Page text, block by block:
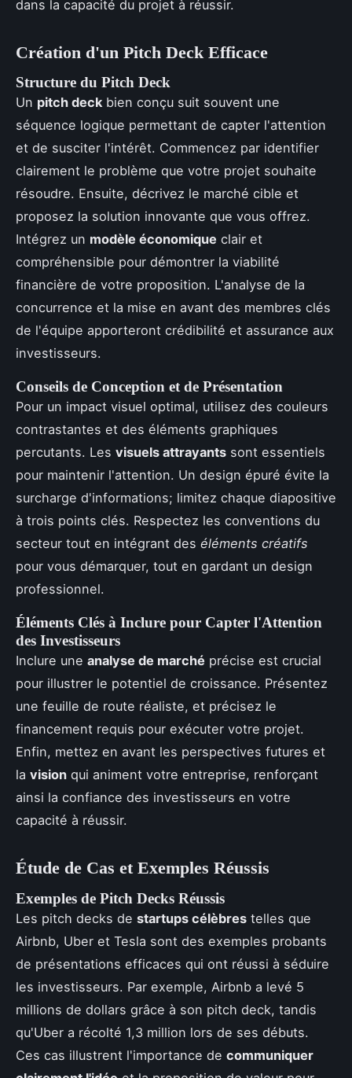
dans la capacité du projet à réussir.
Création d'un Pitch Deck Efficace
Structure du Pitch Deck
Un pitch deckbien conçu suit souvent une
séquence logique permettant de capter l'attention
et de susciter l'intérêt. Commencez par identifier
clairement le problème que votre projet souhaite
résoudre. Ensuite, décrivez le marché cible et
proposez la solution innovante que vous offrez.
Intégrez un modèle économique clair et
compréhensible pour démontrer la viabilité
financière de votre proposition. L'analyse de la
concurrence et la mise en avant des membres clés
de l'équipe apporteront crédibilité et assurance aux
investisseurs.
Conseils de Conception et de Présentation
Pour un impact visuel optimal, utilisez des couleurs
contrastantes et des éléments graphiques
percutants. Les visuels attrayants sont essentiels
pour maintenir l'attention. Un design épuré évite la
surcharge d'informations; limitez chaque diapositive
à trois points clés. Respectez les conventions du
secteur tout en intégrant des éléments créatifs
pour vous démarquer, tout en gardant un design
professionnel.
Éléments Clés à Inclure pour Capter l'Attention
des Investisseurs
Inclure une analyse de marché précise est crucial
pour illustrer le potentiel de croissance. Présentez
une feuille de route réaliste, et précisez le
financement requis pour exécuter votre projet.
Enfin, mettez en avant les perspectives futures et
la vision qui animent votre entreprise, renforçant
ainsi la confiance des investisseurs en votre
capacité à réussir.
Étude de Cas et Exemples Réussis
Exemples de Pitch Decks Réussis
Les pitch decks de startups célèbres telles que
Airbnb, Uber et Tesla sont des exemples probants
de présentations efficaces qui ont réussi à séduire
les investisseurs. Par exemple, Airbnb a levé 5
millions de dollars grâce à son pitch deck, tandis
qu'Uber a récolté 1,3 million lors de ses débuts.
Ces cas illustrent l'importance de communiquer